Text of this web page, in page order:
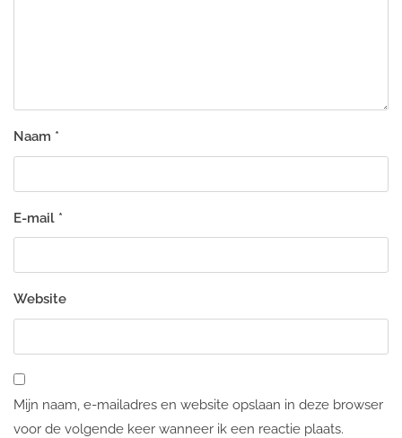
Naam *
E-mail *
Website
Mijn naam, e-mailadres en website opslaan in deze browser
voor de volgende keer wanneer ik een reactie plaats.